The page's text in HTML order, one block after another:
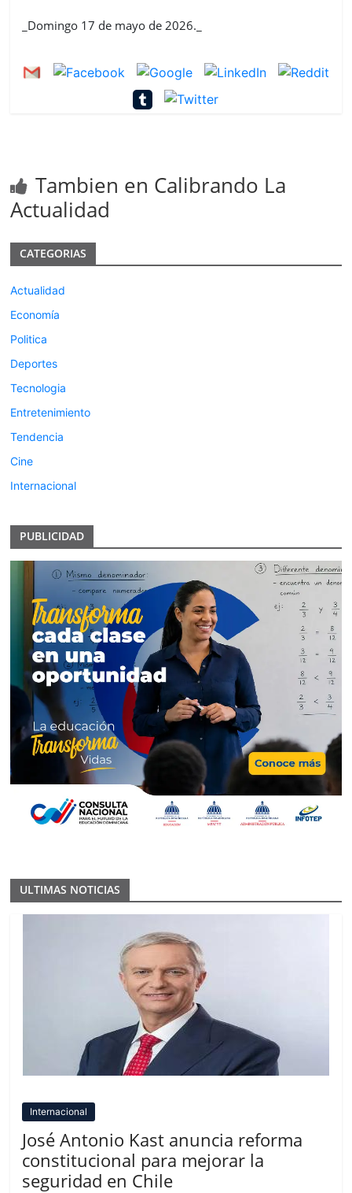
_Domingo 17 de mayo de 2026._
Tambien en Calibrando La
Actualidad
CATEGORIAS
Actualidad
Economía
Politica
Deportes
Tecnologia
Entretenimiento
Tendencia
Cine
Internacional
PUBLICIDAD
ULTIMAS NOTICIAS
Internacional
José Antonio Kast anuncia reforma
constitucional para mejorar la
seguridad en Chile